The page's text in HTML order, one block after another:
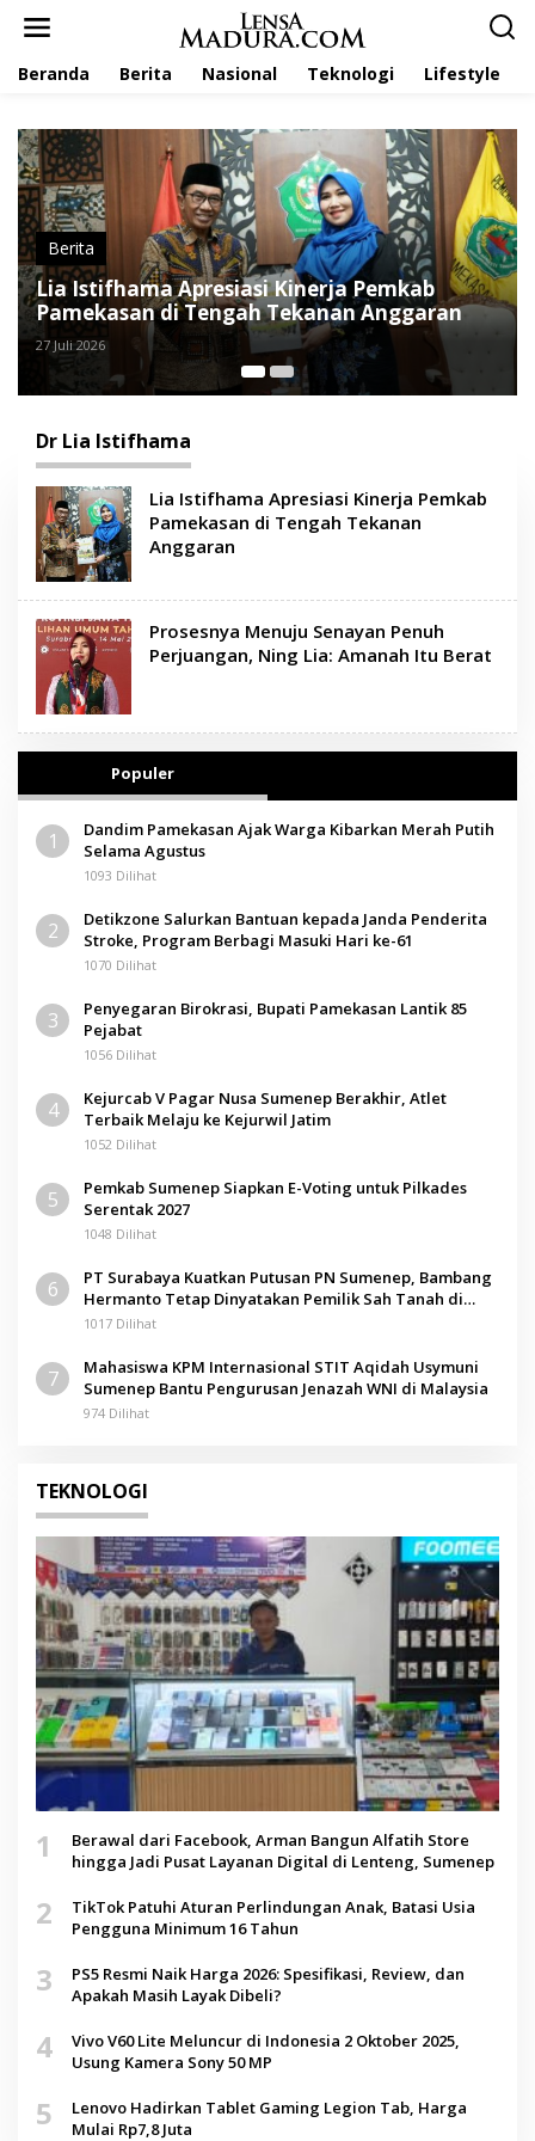
Beranda Berita Nasional Teknologi Lifestyle
Berita
Lia Istifhama Apresiasi Kinerja Pemkab
Pamekasan di Tengah Tekanan Anggaran
27 Juli 2026
Dr Lia Istifhama
Lia Istifhama Apresiasi Kinerja Pemkab
Pamekasan di Tengah Tekanan
Anggaran
Prosesnya Menuju Senayan Penuh
Perjuangan, Ning Lia: Amanah Itu Berat
Populer
1
Dandim Pamekasan Ajak Warga Kibarkan Merah Putih
Selama Agustus
1093 Dilihat
2
Detikzone Salurkan Bantuan kepada Janda Penderita
Stroke, Program Berbagi Masuki Hari ke-61
1070 Dilihat
3
Penyegaran Birokrasi, Bupati Pamekasan Lantik 85
Pejabat
1056 Dilihat
4
Kejurcab V Pagar Nusa Sumenep Berakhir, Atlet
Terbaik Melaju ke Kejurwil Jatim
1052 Dilihat
5
Pemkab Sumenep Siapkan E-Voting untuk Pilkades
Serentak 2027
1048 Dilihat
6
PT Surabaya Kuatkan Putusan PN Sumenep, Bambang
Hermanto Tetap Dinyatakan Pemilik Sah Tanah di
Pamolokan
1017 Dilihat
7
Mahasiswa KPM Internasional STIT Aqidah Usymuni
Sumenep Bantu Pengurusan Jenazah WNI di Malaysia
974 Dilihat
TEKNOLOGI
1
Berawal dari Facebook, Arman Bangun Alfatih Store
hingga Jadi Pusat Layanan Digital di Lenteng, Sumenep
2
TikTok Patuhi Aturan Perlindungan Anak, Batasi Usia
Pengguna Minimum 16 Tahun
3
PS5 Resmi Naik Harga 2026: Spesifikasi, Review, dan
Apakah Masih Layak Dibeli?
4
Vivo V60 Lite Meluncur di Indonesia 2 Oktober 2025,
Usung Kamera Sony 50 MP
5
Lenovo Hadirkan Tablet Gaming Legion Tab, Harga
Mulai Rp7,8 Juta